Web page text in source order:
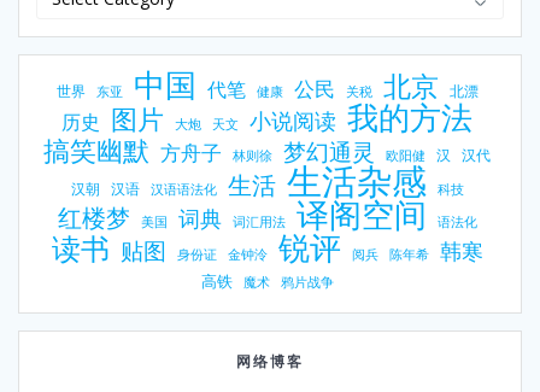
世界 东亚 中国 代笔 健康 公民 关税 北京 北漂
历史 图片 大炮 天文 小说阅读 我的方法
搞笑幽默 方舟子 林则徐 梦幻通灵 欧阳健 汉 汉代
汉朝 汉语 汉语语法化 生活 生活杂感 科技
红楼梦 美国 词典 词汇用法 译阁空间 语法化
读书 贴图 身份证 金钟泠 锐评 阅兵 陈年希 韩寒
高铁 魔术 鸦片战争
网络博客